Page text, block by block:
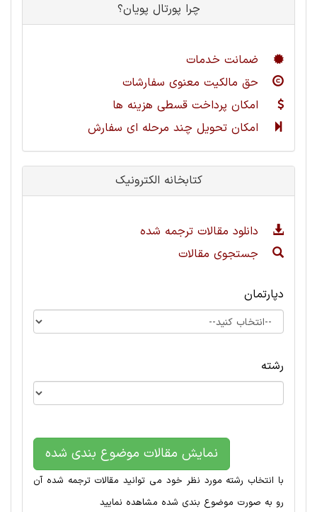
چرا پورتال پویان؟
ضمانت خدمات
حق مالکیت معنوی سفارشات
امکان پرداخت قسطی هزینه ها
امکان تحویل چند مرحله ای سفارش
کتابخانه الکترونیک
دانلود مقالات ترجمه شده
جستجوی مقالات
دپارتمان
رشته
نمایش مقالات موضوع بندی شده
با انتخاب رشته مورد نظر خود می توانید مقالات ترجمه شده آن
رو به صورت موضوع بندی شده مشاهده نمایید